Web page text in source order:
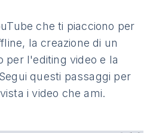
che ti piacciono per
la creazione di un
per l'editing video e la
questi passaggi per
i video che ami.